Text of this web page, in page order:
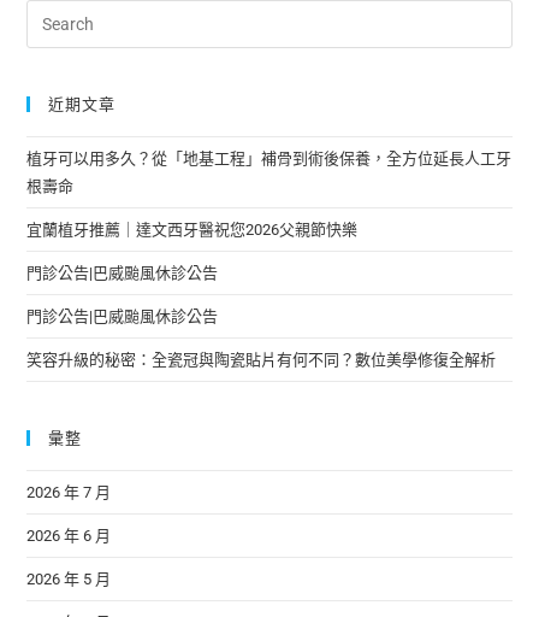
近期文章
植牙可以用多久？從「地基工程」補骨到術後保養，全方位延長人工牙
根壽命
宜蘭植牙推薦｜達文西牙醫祝您2026父親節快樂
門診公告|巴威颱風休診公告
門診公告|巴威颱風休診公告
笑容升級的秘密：全瓷冠與陶瓷貼片有何不同？數位美學修復全解析
彙整
2026 年 7 月
2026 年 6 月
2026 年 5 月